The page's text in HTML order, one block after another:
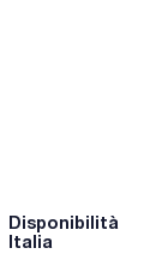
Disponibilità
Italia